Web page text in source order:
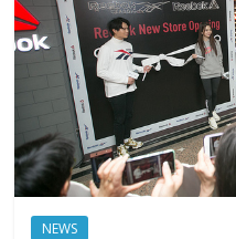
NEWS